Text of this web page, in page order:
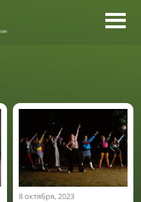
8 октября, 2023